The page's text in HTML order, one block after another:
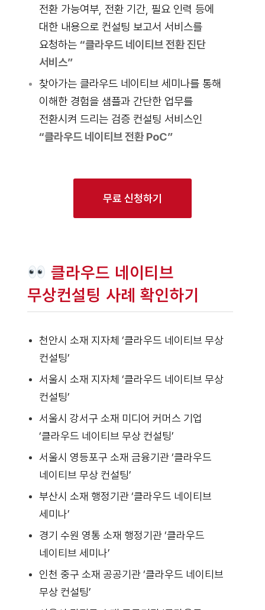
전환 가능여부, 전환 기간, 필요 인력 등에
대한 내용으로 컨설팅 보고서 서비스를
요청하는 “클라우드 네이티브 전환 진단
서비스”
찾아가는 클라우드 네이티브 세미나를 통해
이해한 경험을 샘플과 간단한 업무를
전환시켜 드리는 검증 컨설팅 서비스인
“클라우드 네이티브 전환 PoC”
무료 신청하기
클라우드 네이티브
무상컨설팅 사례 확인하기
천안시 소재 지자체 ‘클라우드 네이티브 무상
컨설팅’
서울시 소재 지자체 ‘클라우드 네이티브 무상
컨설팅’
서울시 강서구 소재 미디어 커머스 기업
‘클라우드 네이티브 무상 컨설팅’
서울시 영등포구 소재 금융기관 ‘클라우드
네이티브 무상 컨설팅’
부산시 소재 행정기관 ‘클라우드 네이티브
세미나’
경기 수원 영통 소재 행정기관 ‘클라우드
네이티브 세미나’
인천 중구 소재 공공기관 ‘클라우드 네이티브
무상 컨설팅’